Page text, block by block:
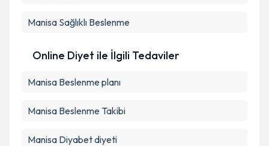
Manisa Sağlıklı Beslenme
Online Diyet ile İlgili Tedaviler
Manisa Beslenme planı
Manisa Beslenme Takibi
Manisa Diyabet diyeti